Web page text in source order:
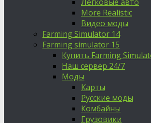
More Realistic
Видео моды
Farming Simulator 14
Farming simulator 15
Купить Farming
Наш сервер 24/7
Моды
Карты
Русские моды
Комбайны
Грузовики